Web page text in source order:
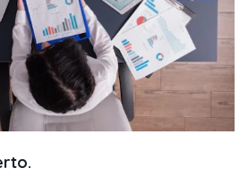
.